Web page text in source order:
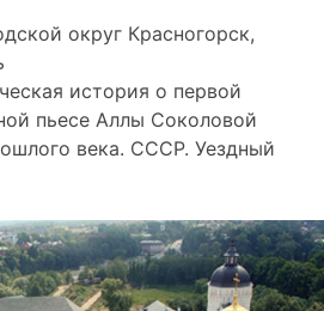
округ Красногорск,
история о первой
пьесе Аллы Соколовой
века. СССР. Уездный